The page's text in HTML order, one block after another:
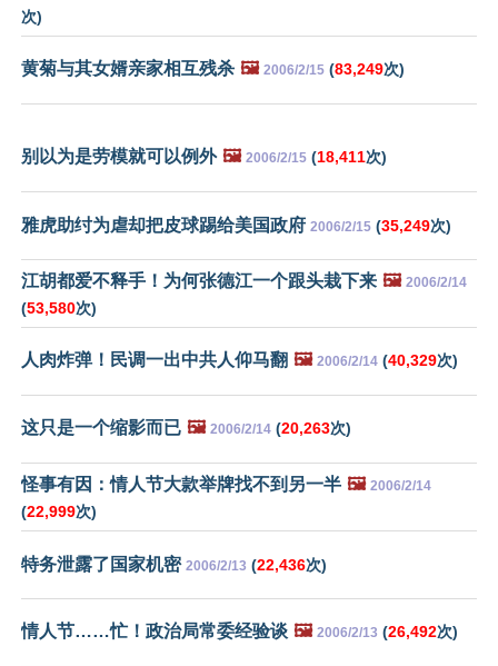
次)
黄菊与其女婿亲家相互残杀 🖼️ 2006/2/15 (83,249次)
别以为是劳模就可以例外 🖼️ 2006/2/15 (18,411次)
雅虎助纣为虐却把皮球踢给美国政府 2006/2/15 (35,249次)
江胡都爱不释手！为何张德江一个跟头栽下来 🖼️ 2006/2/14
(53,580次)
人肉炸弹！民调一出中共人仰马翻 🖼️ 2006/2/14 (40,329次)
这只是一个缩影而已 🖼️ 2006/2/14 (20,263次)
怪事有因：情人节大款举牌找不到另一半 🖼️ 2006/2/14
(22,999次)
特务泄露了国家机密 2006/2/13 (22,436次)
情人节……忙！政治局常委经验谈 🖼️ 2006/2/13 (26,492次)